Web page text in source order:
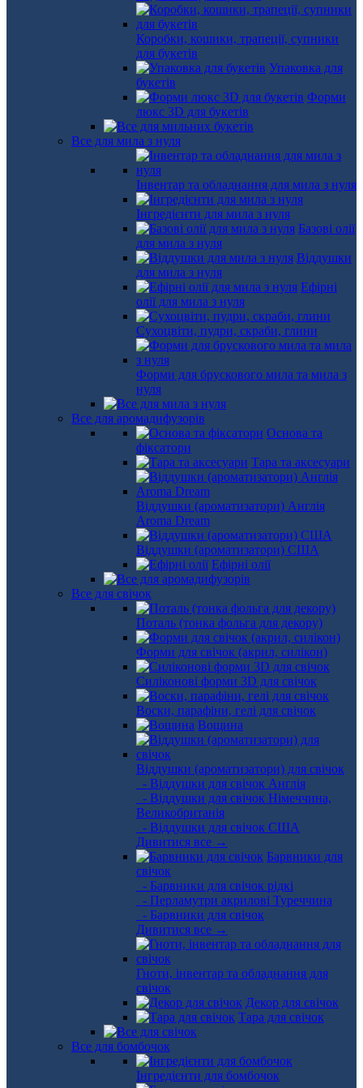
Коробки, кошики, трапеції, супники
для букетів
Упаковка для
букетів
Форми
люкс 3D для букетів
Все для мила з нуля
Інвентар та обладнання для мила з нуля
Інгредієнти для мила з нуля
Базові олії
для мила з нуля
Віддушки
для мила з нуля
Ефірні
олії для мила з нуля
Сухоцвіти, пудри, скраби, глини
Форми для брускового мила та мила з
нуля
Все для аромадифузорів
Основа та
фіксатори
Тара та аксесуари
Віддушки (ароматизатори) Англія
Aroma Dream
Віддушки (ароматизатори) США
Ефірні олії
Все для свічок
Поталь (тонка фольга для декору)
Форми для свічок (акрил, силікон)
Силіконові форми 3D для свічок
Воски, парафіни, гелі для свічок
Вощина
Віддушки (ароматизатори) для свічок
- Віддушки для свічок Англія
- Віддушки для свічок Німеччина,
Великобританія
- Віддушки для свічок США
Дивитися все →
Барвники для
свічок
- Барвники для свічок рідкі
- Перламутри акрилові Туреччина
- Барвники для свічок
Дивитися все →
Гноти, інвентар та обладнання для
свічок
Декор для свічок
Тара для свічок
Все для бомбочок
Інгредієнти для бомбочок